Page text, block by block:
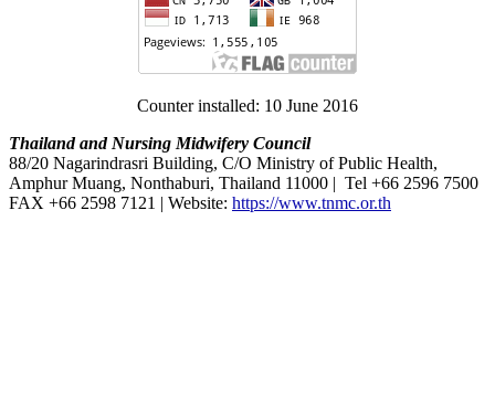
Counter installed: 10 June 2016
Thailand and Nursing Midwifery Council
88/20 Nagarindrasri Building, C/O Ministry of Public Health,
Amphur Muang, Nonthaburi, Thailand 11000 | Tel +66 2596 7500
FAX +66 2598 7121 | Website: https://www.tnmc.or.th